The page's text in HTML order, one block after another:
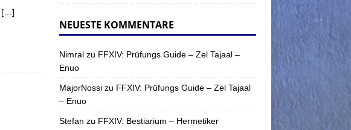
[…]
NEUESTE KOMMENTARE
Nimralzu FFXIV: Prüfungs Guide – Zel Tajaal –
Enuo
MajorNossizu FFXIV: Prüfungs Guide – Zel Tajaal
– Enuo
Stefan zu FFXIV: Bestiarium – Hermetiker